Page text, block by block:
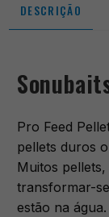
DESCRIÇÃO
Pro Feed
pellets duros
Muitos
transformar-
estão na água.